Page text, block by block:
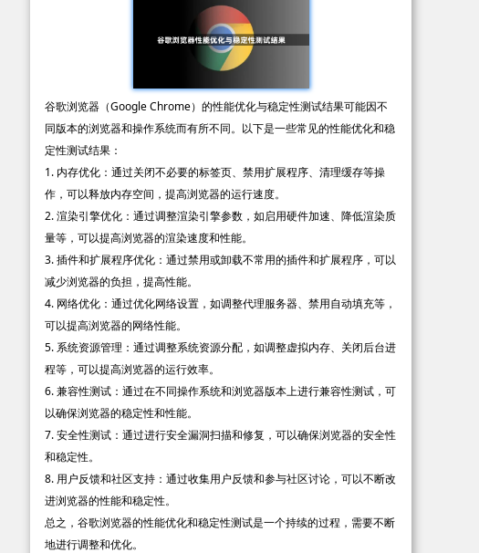
谷歌浏览器（Google Chrome）的性能优化与稳定性测试结果可能因不
同版本的浏览器和操作系统而有所不同。以下是一些常见的性能优化和稳
定性测试结果：
1. 内存优化：通过关闭不必要的标签页、禁用扩展程序、清理缓存等操
作，可以释放内存空间，提高浏览器的运行速度。
2. 渲染引擎优化：通过调整渲染引擎参数，如启用硬件加速、降低渲染质
量等，可以提高浏览器的渲染速度和性能。
3. 插件和扩展程序优化：通过禁用或卸载不常用的插件和扩展程序，可以
减少浏览器的负担，提高性能。
4. 网络优化：通过优化网络设置，如调整代理服务器、禁用自动填充等，
可以提高浏览器的网络性能。
5. 系统资源管理：通过调整系统资源分配，如调整虚拟内存、关闭后台进
程等，可以提高浏览器的运行效率。
6. 兼容性测试：通过在不同操作系统和浏览器版本上进行兼容性测试，可
以确保浏览器的稳定性和性能。
7. 安全性测试：通过进行安全漏洞扫描和修复，可以确保浏览器的安全性
和稳定性。
8. 用户反馈和社区支持：通过收集用户反馈和参与社区讨论，可以不断改
进浏览器的性能和稳定性。
总之，谷歌浏览器的性能优化和稳定性测试是一个持续的过程，需要不断
地进行调整和优化。